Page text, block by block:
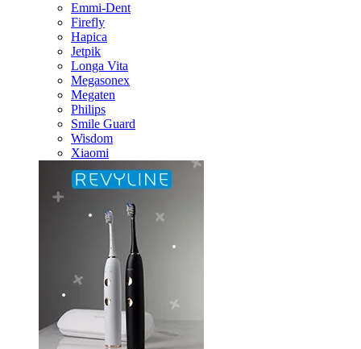
Emmi-Dent
Firefly
Hapica
Jetpik
Longa Vita
Megasonex
Megaten
Philips
Smile Guard
Wisdom
Xiaomi